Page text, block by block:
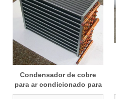
Condensador de cobre
para ar condicionado para
o mercado indiano